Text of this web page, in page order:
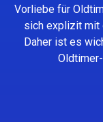
Vorliebe für
sich explizit mit
Daher ist es